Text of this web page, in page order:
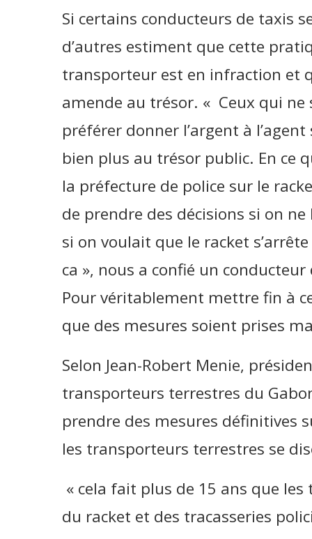
Si certains conducteurs de taxis
d’autres estiment que cette
transporteur est en infraction et
amende au trésor. « Ceux qui
préférer donner l’argent à
bien plus au trésor public. En ce
la préfecture de police sur le
de prendre des décisions si on
si on voulait que le racket
ca », nous a confié un
Pour véritablement mettre fin à
que des mesures soient prises
Selon Jean-Robert Menie,
transporteurs terrestres du
prendre des mesures définitives
les transporteurs terrestres se
« cela fait plus de 15 ans que
du racket et des tracasseries